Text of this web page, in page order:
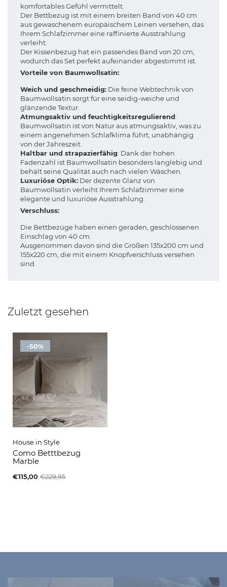
komfortables Gefühl vermittelt.
Der Bettbezug ist mit einem breiten Band von 40 cm
aus gewaschenem europäischem Leinen versehen, das
Ihrem Schlafzimmer eine raffinierte Ausstrahlung
verleiht.
Der Kissenbezug hat ein passendes Band von 20 cm,
wodurch das Set perfekt aufeinander abgestimmt ist.
Vorteile von Baumwollsatin:
Weich und geschmeidig: Die feine Webtechnik von
Baumwollsatin sorgt für eine seidig-weiche und
glänzende Textur.
Atmungsaktiv und feuchtigkeitsregulierend:
Baumwollsatin ist von Natur aus atmungsaktiv, was zu
einem angenehmen Schlafklima führt, unabhängig
von der Jahreszeit.
Haltbar und strapazierfähig: Dank der hohen
Fadenzahl ist Baumwollsatin besonders langlebig und
behält seine Qualität auch nach vielen Wäschen.
Luxuriöse Optik: Der dezente Glanz von
Baumwollsatin verleiht Ihrem Schlafzimmer eine
elegante und luxuriöse Ausstrahlung.
Verschluss:
Die Bettbezüge haben einen geraden, geschlossenen
Einschlag von 40 cm.
Ausgenommen davon sind die Größen 135x200 cm und
155x220 cm, die mit einem Knopfverschluss versehen
sind.
Zuletzt gesehen
-50%
House in Style
Como Betttbezug
Marble
€115,00 €229,95